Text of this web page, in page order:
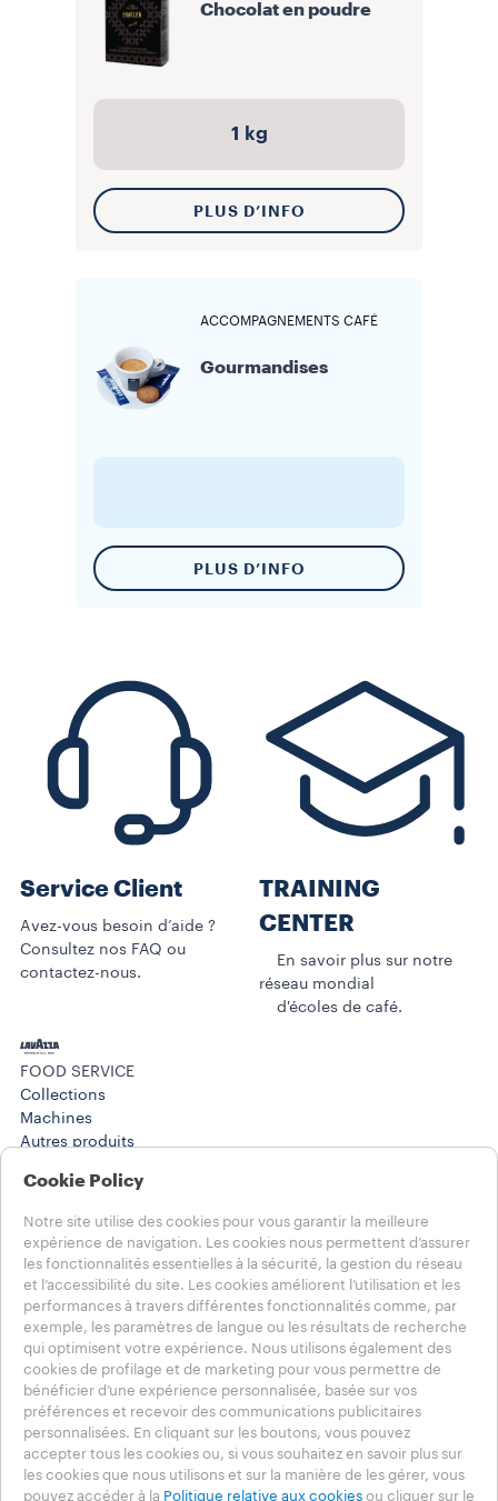
Chocolat en poudre
1 kg
PLUS D’INFO
ACCOMPAGNEMENTS CAFÉ
Gourmandises
PLUS D’INFO
Service Client
Avez-vous besoin d’aide ?
Consultez nos FAQ ou
contactez-nous.
TRAINING
CENTER
En savoir plus sur notre
réseau mondial
d'écoles de café.
FOOD SERVICE
Collections
Machines​
Autres produits
Histoires
Training Center
WORK SOLUTIONS
Produits
Histoires
AIDE
FAQ
Contactez-nous
Informations légales
Conditions d’utilisation
Choisissez votre pays
FRANCE
FRANCE
Cookie Policy
Notre site utilise des cookies pour vous garantir la meilleure
expérience de navigation. Les cookies nous permettent d’assurer
les fonctionnalités essentielles à la sécurité, la gestion du réseau
et l’accessibilité du site. Les cookies améliorent l’utilisation et les
performances à travers différentes fonctionnalités comme, par
exemple, les paramètres de langue ou les résultats de recherche
qui optimisent votre expérience. Nous utilisons également des
cookies de profilage et de marketing pour vous permettre de
bénéficier d’une expérience personnalisée, basée sur vos
préférences et recevoir des communications publicitaires
personnalisées. En cliquant sur les boutons, vous pouvez
accepter tous les cookies ou, si vous souhaitez en savoir plus sur
les cookies que nous utilisons et sur la manière de les gérer, vous
pouvez accéder à la Politique relative aux cookies ou cliquer sur le